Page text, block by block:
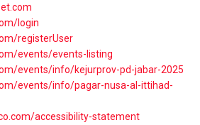
login
registerUser
events/events-listing
events/info/kejurprov-pd-jabar-2025
events/info/pagar-nusa-al-ittihad-
accessibility-statement